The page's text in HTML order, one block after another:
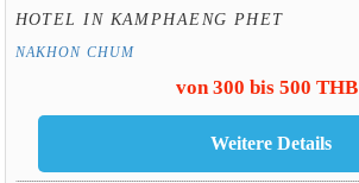
HOTEL IN KAMPHAENG PHET
NAKHON CHUM
von 300 bis 500 THB